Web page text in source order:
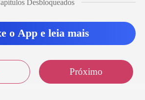
Desbloqueados
o App e leia mais
Próximo